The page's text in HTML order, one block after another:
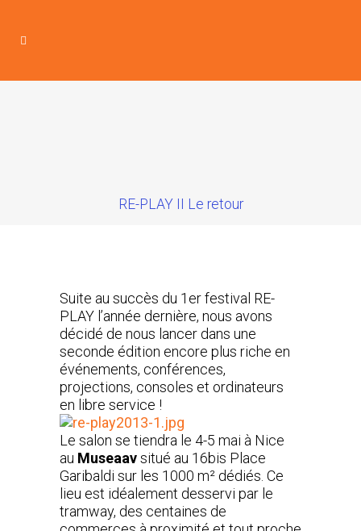
RE-PLAY II Le retour
Suite au succès du 1er festival RE-
PLAY l’année dernière, nous avons
décidé de nous lancer dans une
seconde édition encore plus riche en
événements, conférences,
projections, consoles et ordinateurs
en libre service !
Le salon se tiendra le 4-5 mai à Nice
au Museaavsitué au 16bis Place
Garibaldi sur les 1000 m² dédiés. Ce
lieu est idéalement desservi par le
tramway, des centaines de